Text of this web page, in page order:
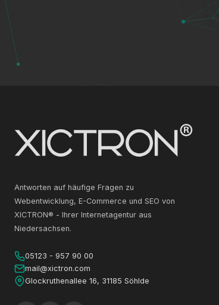
Antworten auf häufige Fragen zu
Webentwicklung, E-Commerce und SEO von
XICTRON® - Ihrer Internetagentur aus
Niedersachsen.
05123 - 957 90 00
mail@xictron.com
Glockruthenallee 16, 31185 Söhlde